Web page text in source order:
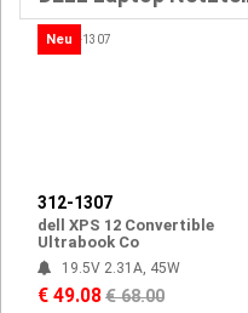
Neu
312-1307
dell XPS 12 Convertible
Ultrabook Co
19.5V 2.31A, 45W
€ 49.08€ 68.00